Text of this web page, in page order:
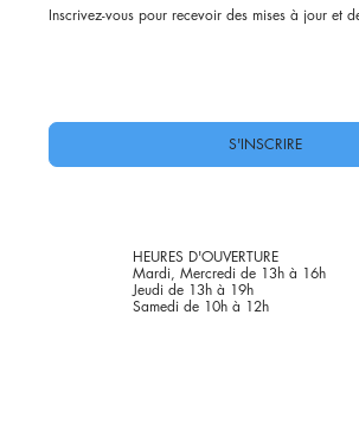
Inscrivez-vous pour recevoir des mises à jour et
S'INSCRIRE
HEURES D'OUVERTURE
Mardi, Mercredi de 13h à 16h
Jeudi de 13h à 19h
Samedi de 10h à 12h